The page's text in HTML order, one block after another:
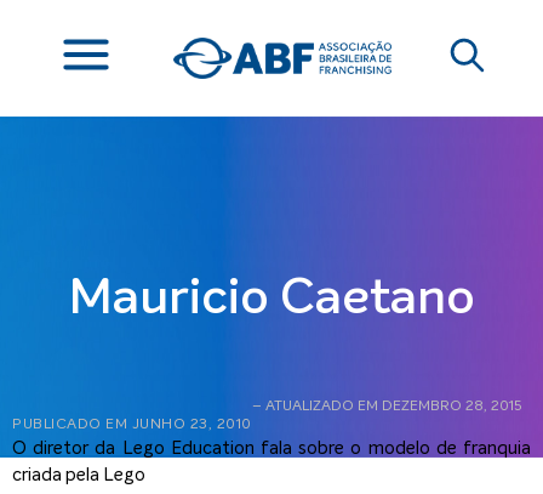
Mauricio Caetano
PUBLICADO EM JUNHO 23, 2010
– ATUALIZADO EM DEZEMBRO 28, 2015
O diretor da Lego Education fala sobre o modelo de franquia
criada pela Lego